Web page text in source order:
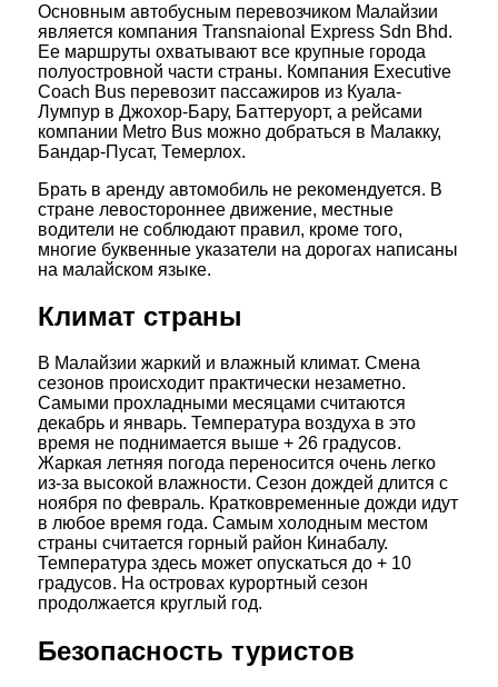
Основным автобусным перевозчиком Малайзии
является компания Transnaional Express Sdn Bhd.
Ее маршруты охватывают все крупные города
полуостровной части страны. Компания Executive
Coach Bus перевозит пассажиров из Куала-
Лумпур в Джохор-Бару, Баттеруорт, а рейсами
компании Metro Bus можно добраться в Малакку,
Бандар-Пусат, Темерлох.
Брать в аренду автомобиль не рекомендуется. В
стране левостороннее движение, местные
водители не соблюдают правил, кроме того,
многие буквенные указатели на дорогах написаны
на малайском языке.
Климат страны
В Малайзии жаркий и влажный климат. Смена
сезонов происходит практически незаметно.
Самыми прохладными месяцами считаются
декабрь и январь. Температура воздуха в это
время не поднимается выше + 26 градусов.
Жаркая летняя погода переносится очень легко
из-за высокой влажности. Сезон дождей длится с
ноября по февраль. Кратковременные дожди идут
в любое время года. Самым холодным местом
страны считается горный район Кинабалу.
Температура здесь может опускаться до + 10
градусов. На островах курортный сезон
продолжается круглый год.
Безопасность туристов